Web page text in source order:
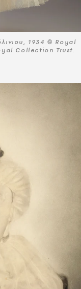
1934 © Royal
Collection Trust.